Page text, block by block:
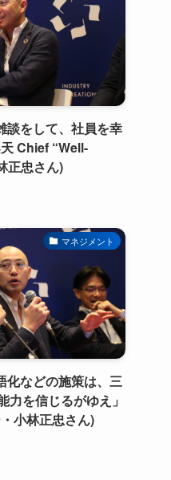
談をして、社員を幸
Chief “Well-
正忠さん)
マネジメント
化などの施策は、三
力を信じるがゆえ」
小林正忠さん)